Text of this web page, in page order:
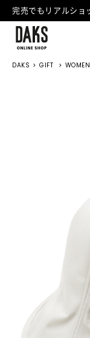
DAKS GIFT WOMEN